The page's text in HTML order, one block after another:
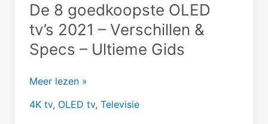
De 8 goedkoopste OLED
tv’s 2021 – Verschillen &
Specs – Ultieme Gids
De
goedkoopste
Meer lezen »
4K tv, OLED tv, Televisie